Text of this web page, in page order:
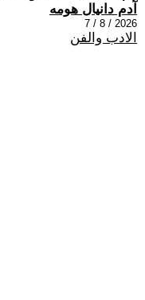
آدم دانيال هومه
2026 / 8 / 7
الادب والفن